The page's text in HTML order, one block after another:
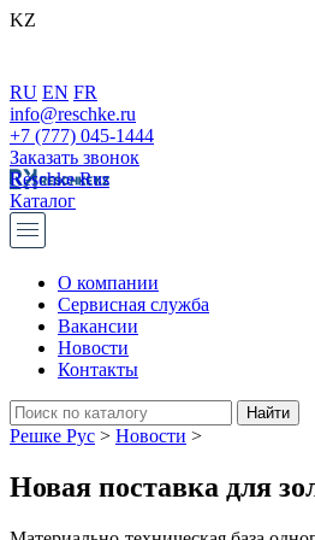
KZ
RU EN FR
info@reschke.ru
+7 (777) 045-1444
Заказать звонок
Reschke Rus
Каталог
О компании
Сервисная служба
Вакансии
Новости
Контакты
Решке Рус > Новости >
Новая поставка для